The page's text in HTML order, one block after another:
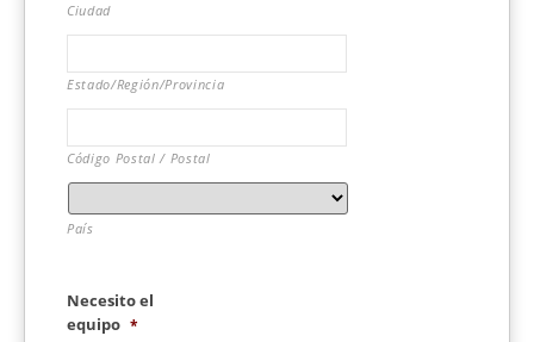
Ciudad
Estado/Región/Provincia
Código Postal / Postal
País
Necesito el
equipo *